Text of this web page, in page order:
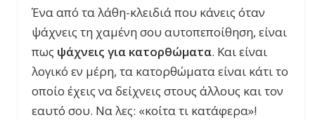
Ένα από τα λάθη-κλειδιά που κάνεις όταν
ψάχνεις τη χαμένη σου αυτοπεποίθηση, είναι
πως ψάχνεις για κατορθώματα. Και είναι
λογικό εν μέρη, τα κατορθώματα είναι κάτι το
οποίο έχεις να δείχνεις στους άλλους και τον
εαυτό σου. Να λες: «κοίτα τι κατάφερα»!